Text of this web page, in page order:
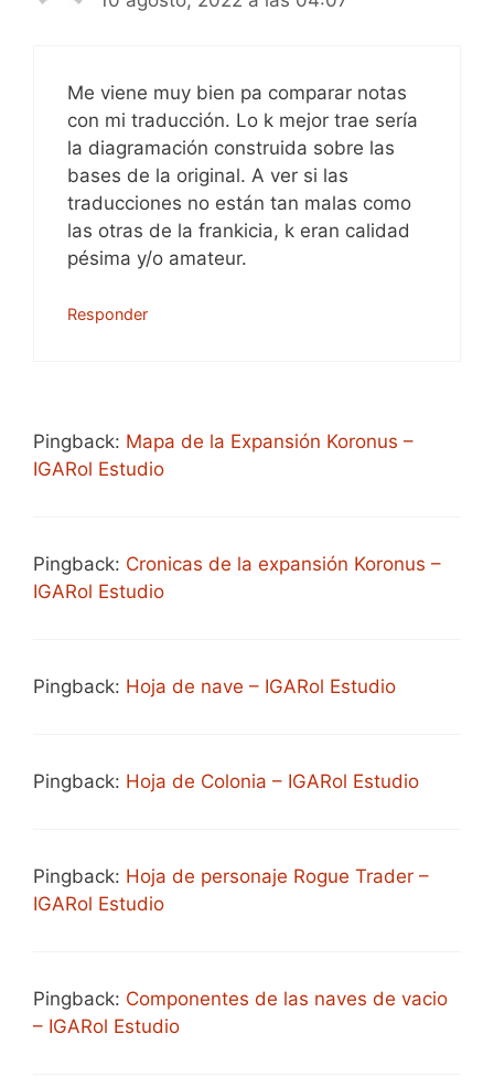
Me viene muy bien pa comparar notas
con mi traducción. Lo k mejor trae sería
la diagramación construida sobre las
bases de la original. A ver si las
traducciones no están tan malas como
las otras de la frankicia, k eran calidad
pésima y/o amateur.
Responder
Pingback: Mapa de la Expansión Koronus –
IGARol Estudio
Pingback: Cronicas de la expansión Koronus –
IGARol Estudio
Pingback: Hoja de nave – IGARol Estudio
Pingback: Hoja de Colonia – IGARol Estudio
Pingback: Hoja de personaje Rogue Trader –
IGARol Estudio
Pingback: Componentes de las naves de vacio
– IGARol Estudio